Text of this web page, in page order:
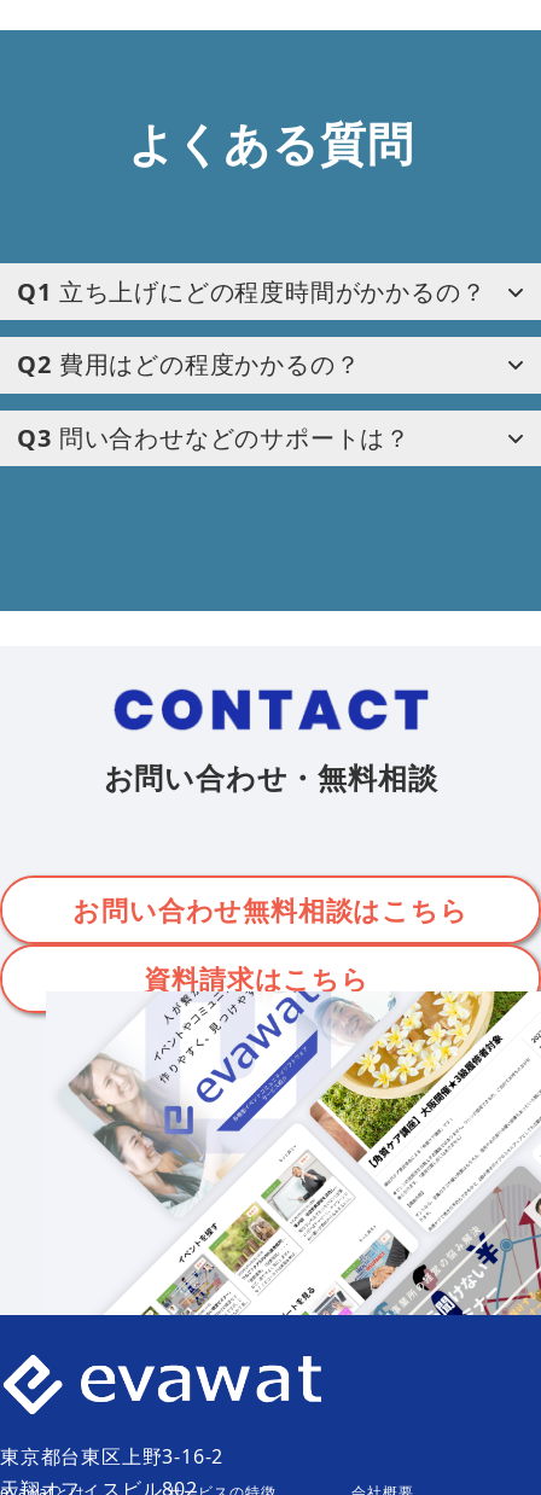
よくある質問
Q1 立ち上げにどの程度時間がかかるの？
Q2 費用はどの程度かかるの？
Q3 問い合わせなどのサポートは？
お問い合わせ・無料相談
お問い合わせ無料相談はこちら
資料請求はこちら
東京都台東区上野3-16-2
天翔オフィスビル802